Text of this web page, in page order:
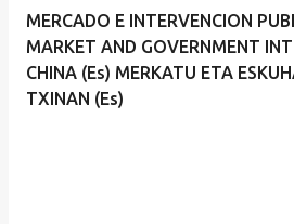
MERCADO E INTERVENCION
MARKET AND GOVERNMENT
CHINA (Es) MERKATU ETA
TXINAN (Es)